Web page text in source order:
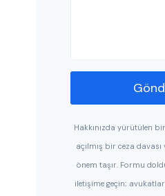
Hakkınızda yürütülen
açılmış bir ceza
önem taşır. Formu
iletişime geçin;